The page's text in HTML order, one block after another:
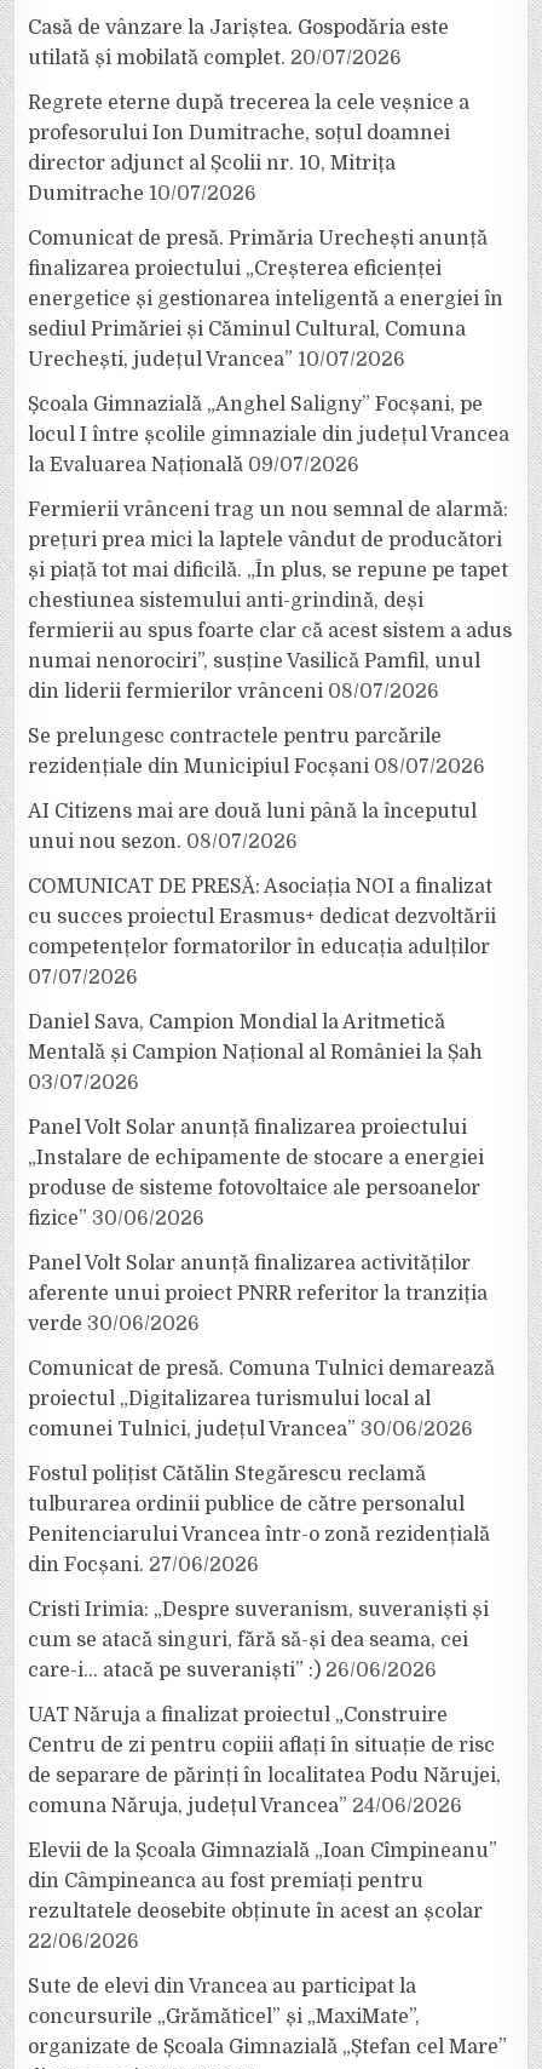
Casă de vânzare la Jariștea. Gospodăria este
utilată și mobilată complet. 20/07/2026
Regrete eterne după trecerea la cele veșnice a
profesorului Ion Dumitrache, soțul doamnei
director adjunct al Școlii nr. 10, Mitrița
Dumitrache 10/07/2026
Comunicat de presă. Primăria Urechești anunță
finalizarea proiectului „Creșterea eficienței
energetice și gestionarea inteligentă a energiei în
sediul Primăriei și Căminul Cultural, Comuna
Urechești, județul Vrancea” 10/07/2026
Școala Gimnazială „Anghel Saligny” Focșani, pe
locul I între școlile gimnaziale din județul Vrancea
la Evaluarea Națională 09/07/2026
Fermierii vrânceni trag un nou semnal de alarmă:
prețuri prea mici la laptele vândut de producători
și piață tot mai dificilă. „În plus, se repune pe tapet
chestiunea sistemului anti-grindină, deși
fermierii au spus foarte clar că acest sistem a adus
numai nenorociri”, susține Vasilică Pamfil, unul
din liderii fermierilor vrânceni 08/07/2026
Se prelungesc contractele pentru parcările
rezidențiale din Municipiul Focșani 08/07/2026
AI Citizens mai are două luni până la începutul
unui nou sezon. 08/07/2026
COMUNICAT DE PRESĂ: Asociația NOI a finalizat
cu succes proiectul Erasmus+ dedicat dezvoltării
competențelor formatorilor în educația adulților
07/07/2026
Daniel Sava, Campion Mondial la Aritmetică
Mentală și Campion Național al României la Șah
03/07/2026
Panel Volt Solar anunță finalizarea proiectului
„Instalare de echipamente de stocare a energiei
produse de sisteme fotovoltaice ale persoanelor
fizice” 30/06/2026
Panel Volt Solar anunță finalizarea activităților
aferente unui proiect PNRR referitor la tranziția
verde 30/06/2026
Comunicat de presă. Comuna Tulnici demarează
proiectul „Digitalizarea turismului local al
comunei Tulnici, județul Vrancea” 30/06/2026
Fostul polițist Cătălin Stegărescu reclamă
tulburarea ordinii publice de către personalul
Penitenciarului Vrancea într-o zonă rezidențială
din Focșani. 27/06/2026
Cristi Irimia: „Despre suveranism, suveraniști și
cum se atacă singuri, fără să-și dea seama, cei
care-i… atacă pe suveraniști” :) 26/06/2026
UAT Năruja a finalizat proiectul „Construire
Centru de zi pentru copiii aflați în situație de risc
de separare de părinți în localitatea Podu Nărujei,
comuna Năruja, județul Vrancea” 24/06/2026
Elevii de la Școala Gimnazială „Ioan Cîmpineanu”
din Câmpineanca au fost premiați pentru
rezultatele deosebite obținute în acest an școlar
22/06/2026
Sute de elevi din Vrancea au participat la
concursurile „Grămăticel” și „MaxiMate”,
organizate de Școala Gimnazială „Ștefan cel Mare”